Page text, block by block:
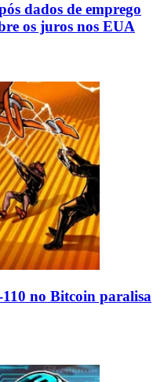
dados de emprego
os juros nos EUA
no Bitcoin paralisa